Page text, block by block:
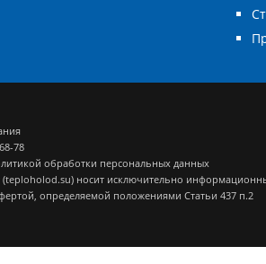
78
обработки персональных данных
носит исключительно
определяемой положениями Статьи 437 п.2